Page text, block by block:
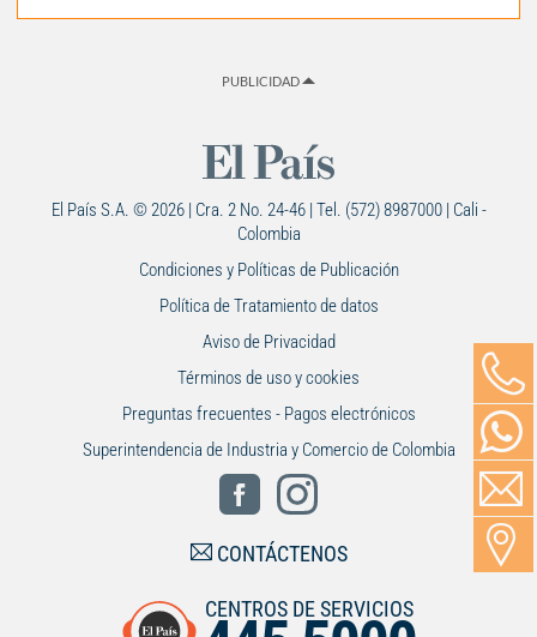
PUBLICIDAD
El País S.A. © 2026 | Cra. 2 No. 24-46 | Tel. (572) 8987000 | Cali -
Colombia
Condiciones y Políticas de Publicación
Política de Tratamiento de datos
Aviso de Privacidad
Términos de uso y cookies
Preguntas frecuentes - Pagos electrónicos
Superintendencia de Industria y Comercio de Colombia
CONTÁCTENOS
CENTROS DE SERVICIOS